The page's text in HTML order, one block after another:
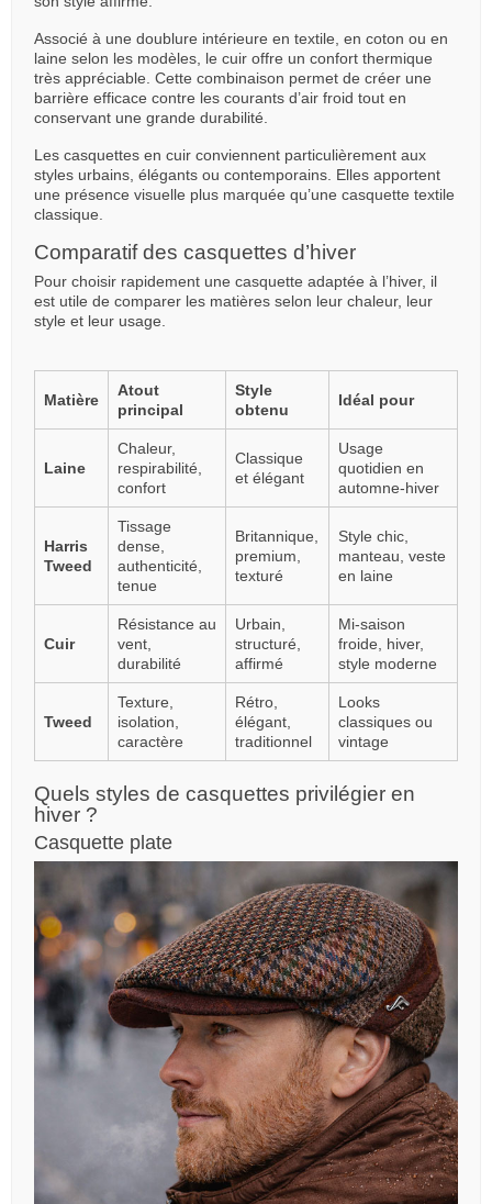
Associé à une doublure intérieure en textile, en coton ou en
laine selon les modèles, le cuir offre un confort thermique
très appréciable. Cette combinaison permet de créer une
barrière efficace contre les courants d’air froid tout en
conservant une grande durabilité.
Les casquettes en cuir conviennent particulièrement aux
styles urbains, élégants ou contemporains. Elles apportent
une présence visuelle plus marquée qu’une casquette textile
classique.
Comparatif des casquettes d’hiver
Pour choisir rapidement une casquette adaptée à l’hiver, il
est utile de comparer les matières selon leur chaleur, leur
style et leur usage.
Matière
Atout
principal
Style
obtenu
Idéal pour
Laine
Chaleur,
respirabilité,
confort
Classique
et élégant
Usage
quotidien en
automne-hiver
Harris
Tweed
Tissage
dense,
authenticité,
tenue
Britannique,
premium,
texturé
Style chic,
manteau, veste
en laine
Cuir
Résistance au
vent,
durabilité
Urbain,
structuré,
affirmé
Mi-saison
froide, hiver,
style moderne
Tweed
Texture,
isolation,
caractère
Rétro,
élégant,
traditionnel
Looks
classiques ou
vintage
Quels styles de casquettes privilégier en
hiver ?
Casquette plate